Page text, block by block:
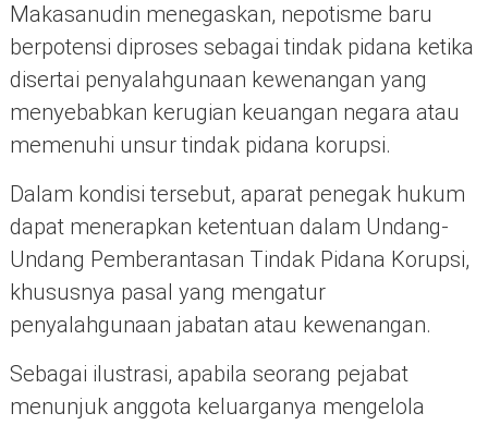
Makasanudin menegaskan, nepotisme baru
berpotensi diproses sebagai tindak pidana ketika
disertai penyalahgunaan kewenangan yang
menyebabkan kerugian keuangan negara atau
memenuhi unsur tindak pidana korupsi.
Dalam kondisi tersebut, aparat penegak hukum
dapat menerapkan ketentuan dalam Undang-
Undang Pemberantasan Tindak Pidana Korupsi,
khususnya pasal yang mengatur
penyalahgunaan jabatan atau kewenangan.
Sebagai ilustrasi, apabila seorang pejabat
menunjuk anggota keluarganya mengelola